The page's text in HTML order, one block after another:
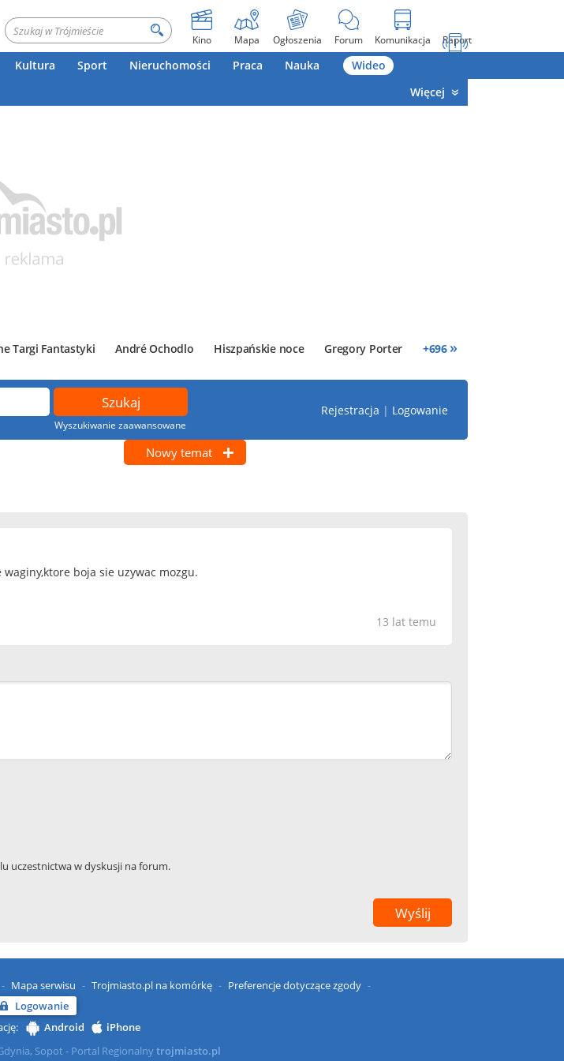
Kino Mapa Ogłoszenia Forum Komunikacja Raport
Kultura Sport Nieruchomości Praca Nauka
Wideo
Więcej
Targi Fantastyki André Ochodlo Hiszpańskie noce Gregory Porter +696 »
Wyszukiwanie zaawansowane
Rejestracja | Logowanie
Nowy temat
boja sie uzywac mozgu.
13 lat temu
uczestnictwa w dyskusji na forum.
Mapa serwisu Trojmiasto.pl na komórkę
Preferencje dotyczące zgody
Logowanie
Android
iPhone
Sopot - Portal Regionalnytrojmiasto.pl